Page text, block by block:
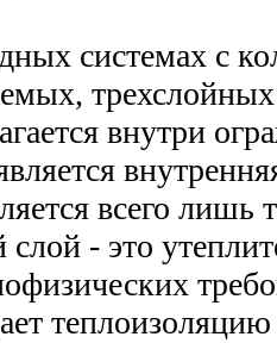
системах с
внутри
всего лишь
- это